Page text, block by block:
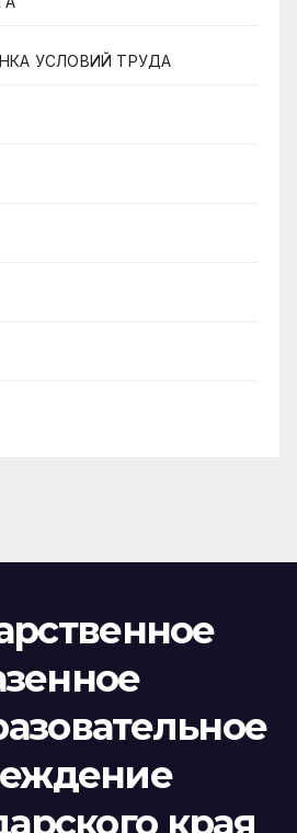
УСЛОВИЙ ТРУДА
края